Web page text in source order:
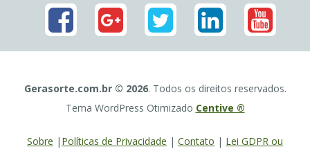
Gerasorte.com.br © 2026. Todos os direitos reservados.
Tema WordPress Otimizado Centive ®
Sobre | Políticas de Privacidade | Contato | Lei GDPR ou